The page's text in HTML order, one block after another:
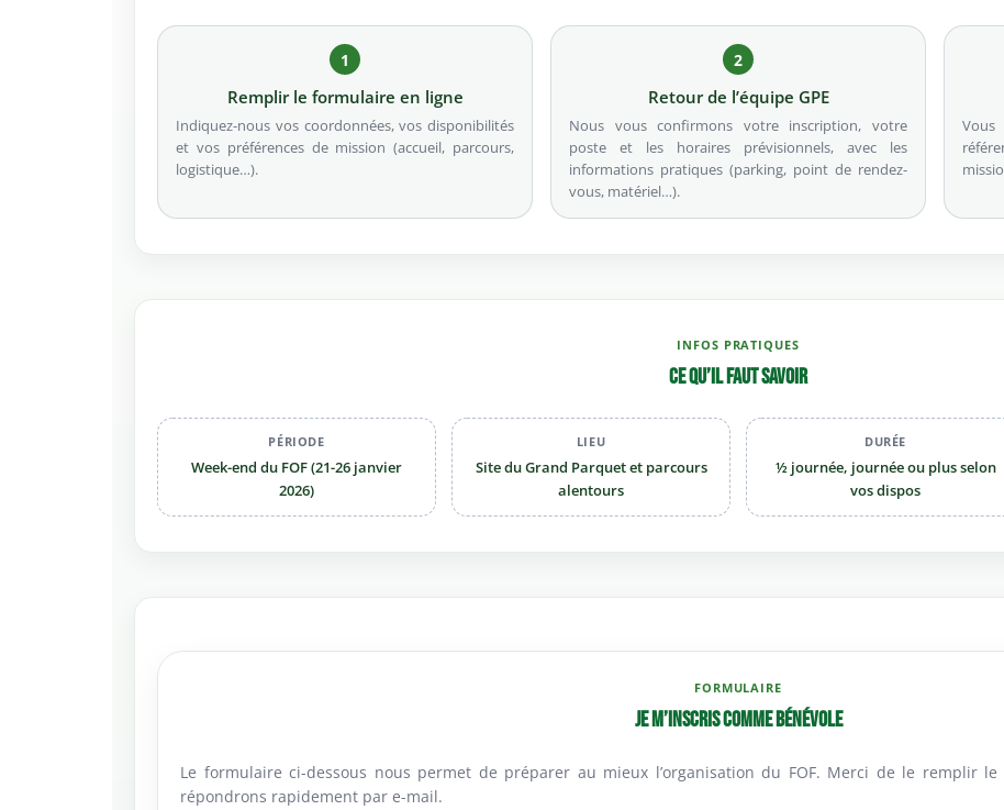
1
Remplir le formulaire en ligne
Indiquez-nous vos coordonnées, vos disponibilités
et vos préférences de mission (accueil, parcours,
logistique…).
2
Retour de l’équipe GPE
Nous vous confirmons votre inscription, votre
poste et les horaires prévisionnels, avec les
informations pratiques (parking, point de rendez-
vous, matériel…).
Vous
INFOS PRATIQUES
Ce qu’il faut savoir
PÉRIODE
Week-end du FOF (21-26 janvier
2026)
LIEU
Site du Grand Parquet et parcours
alentours
DURÉE
½ journée, journée ou plus selon
vos dispos
FORMULAIRE
Je m’inscris comme bénévole
Le formulaire ci-dessous nous permet de préparer au mieux l’organisation du FOF. Merci de le remplir
répondrons rapidement par e-mail.